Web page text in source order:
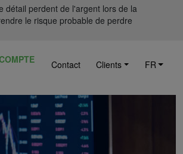
détail perdent de l'argent lors de la
le risque probable de perdre
Contact Clients FR